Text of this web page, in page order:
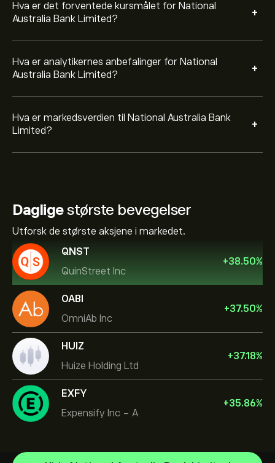
Hva er det forventede kursmålet for National
Australia Bank Limited?
+
Hva er analytikernes anbefalinger for National
Australia Bank Limited?
+
Hva er markedsverdien til National Australia Bank
Limited?
+
Dagligestørste bevegelser
Utforsk de største aksjene i markedet.
QNST
QuinStreet Inc
+38.50%
OABI
OmniAb Inc
+37.50%
HUIZ
Huize Holding Ltd
+37.18%
EXFY
Expensify Inc - A
+35.86%